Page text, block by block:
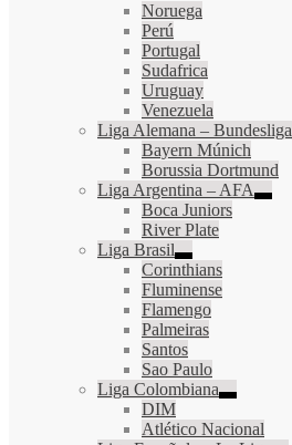
Noruega
Perú
Portugal
Sudafrica
Uruguay
Venezuela
Liga Alemana – Bundesliga
Bayern Múnich
Borussia Dortmund
Liga Argentina – AFA
Boca Juniors
River Plate
Liga Brasil
Corinthians
Fluminense
Flamengo
Palmeiras
Santos
Sao Paulo
Liga Colombiana
DIM
Atlético Nacional